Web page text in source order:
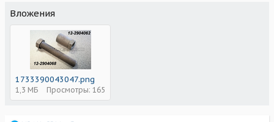
Вложения
1733390043047.png
1,3 МБ Просмотры: 165